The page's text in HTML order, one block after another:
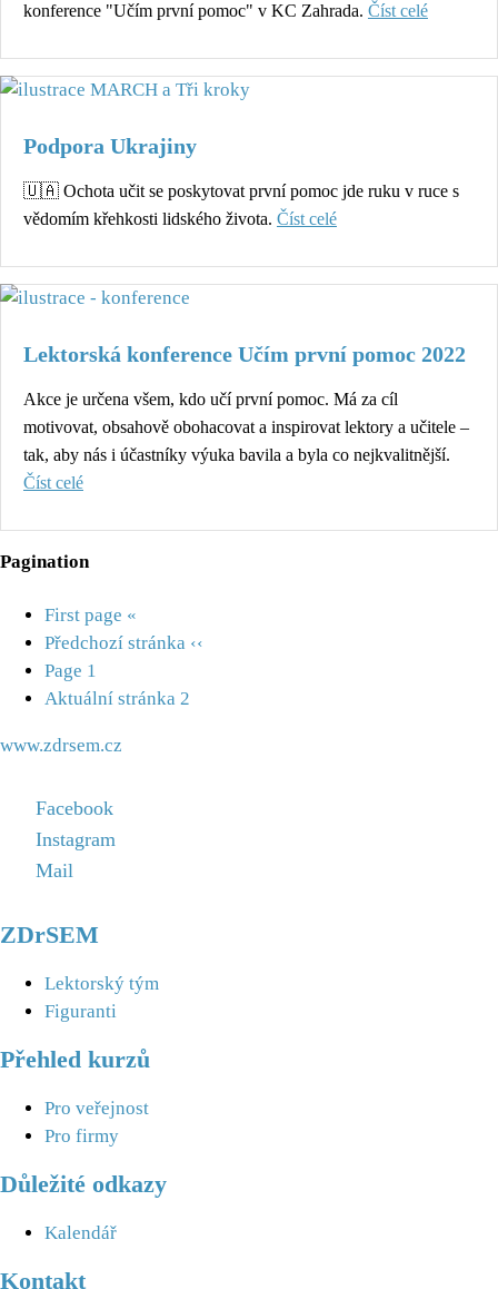
konference "Učím první pomoc" v KC Zahrada. Číst celé
Podpora Ukrajiny
🇺🇦 Ochota učit se poskytovat první pomoc jde ruku v ruce s
vědomím křehkosti lidského života. Číst celé
Lektorská konference Učím první pomoc 2022
Akce je určena všem, kdo učí první pomoc. Má za cíl
motivovat, obsahově obohacovat a inspirovat lektory a učitele –
tak, aby nás i účastníky výuka bavila a byla co nejkvalitnější.
Číst celé
Pagination
First page «
Předchozí stránka ‹‹
Page 1
Aktuální stránka 2
www.zdrsem.cz
Facebook
Instagram
Mail
ZDrSEM
Lektorský tým
Figuranti
Přehled kurzů
Pro veřejnost
Pro firmy
Důležité odkazy
Kalendář
Kontakt